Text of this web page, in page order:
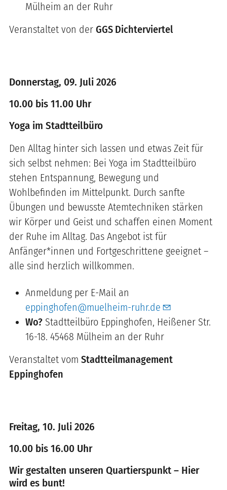
Mülheim an der Ruhr
Veranstaltet von der GGS Dichterviertel
Donnerstag, 09. Juli 2026
10.00 bis 11.00 Uhr
Yoga im Stadtteilbüro
Den Alltag hinter sich lassen und etwas Zeit für
sich selbst nehmen: Bei Yoga im Stadtteilbüro
stehen Entspannung, Bewegung und
Wohlbefinden im Mittelpunkt. Durch sanfte
Übungen und bewusste Atemtechniken stärken
wir Körper und Geist und schaffen einen Moment
der Ruhe im Alltag. Das Angebot ist für
Anfänger*innen und Fortgeschrittene geeignet –
alle sind herzlich willkommen.
Anmeldung per E-Mail an
eppinghofen@muelheim-ruhr.de
Wo? Stadtteilbüro Eppinghofen, Heißener Str.
16-18. 45468 Mülheim an der Ruhr
Veranstaltet vom Stadtteilmanagement
Eppinghofen
Freitag, 10. Juli 2026
10.00 bis 16.00 Uhr
Wir gestalten unseren Quartierspunkt – Hier
wird es bunt!